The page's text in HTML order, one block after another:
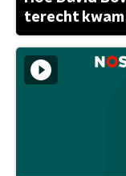
terecht kwam